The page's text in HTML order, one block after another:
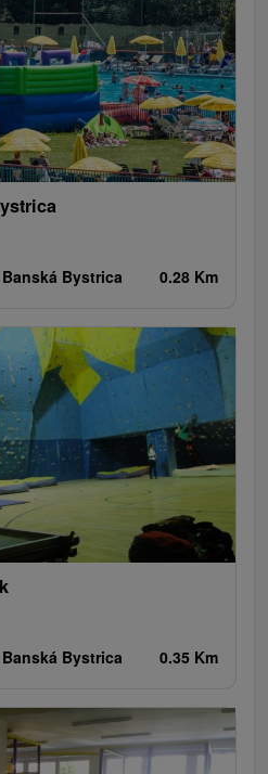
Zabytki techniki
Pomniki
Źródła Teatry
Jazda konna
Chaty górskie
Miejsca sakralne
Ośrodek narciarski
Amfiteatry i kina w przyrodzie
Banská Bystrica 0.28 Km
Banská Bystrica 0.35 Km